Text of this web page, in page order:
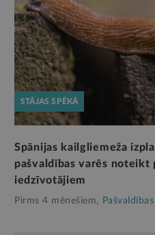
STĀJAS SPĒKĀ
Spānijas kailgliemeža
pašvaldības varēs noteikt
iedzīvotājiem
Pirms 4 mēnešiem, Pašvaldības